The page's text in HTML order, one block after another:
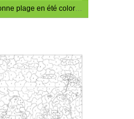
Bonne plage en été coloration magique